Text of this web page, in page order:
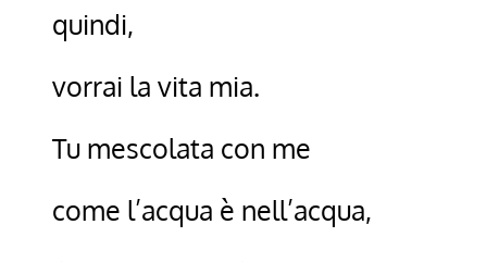
quindi,
vorrai la vita mia.
Tu mescolata con me
come l’acqua è nell’acqua,